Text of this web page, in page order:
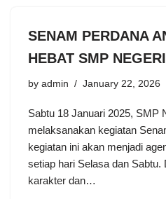
SENAM PERDANA
HEBAT SMP
by admin January 22, 2026
Sabtu 18 Januari 2025, SMP
melaksanakan kegiatan
kegiatan ini akan menjadi
setiap hari Selasa dan
karakter dan…